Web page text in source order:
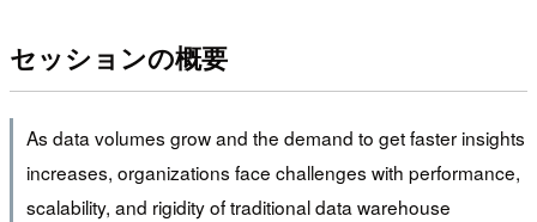
セッションの概要
As data volumes grow and the demand to get faster insights
increases, organizations face challenges with performance,
scalability, and rigidity of traditional data warehouse